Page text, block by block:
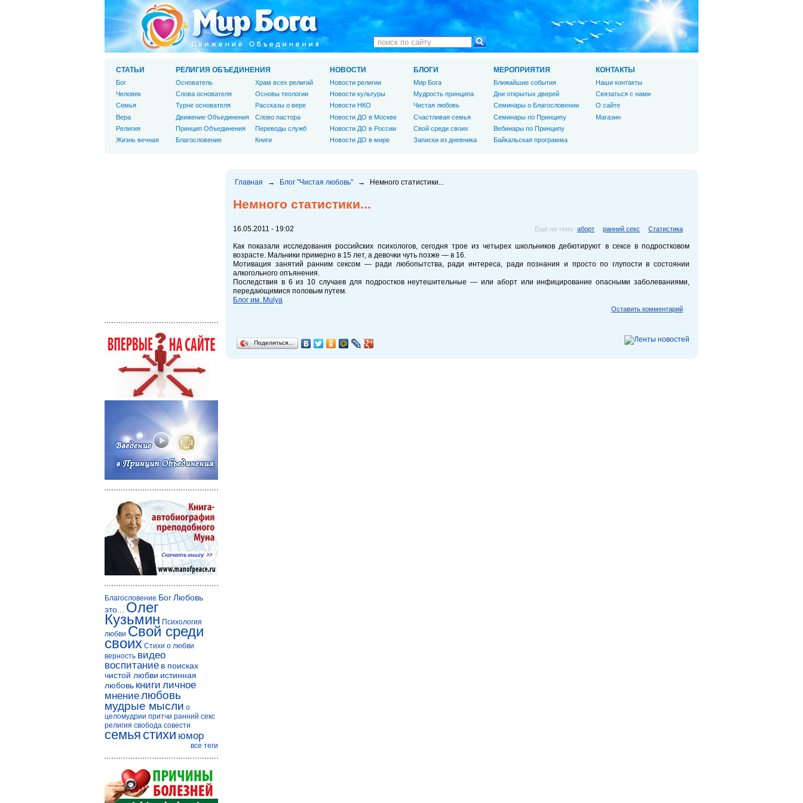
Главная → Блог "Чистая любовь" → Немного статистики...
Немного статистики...
16.05.2011 - 19:02 Ещё на тему: аборт ранний секс Статистика
Как показали исследования российских психологов, сегодня трое из четырех школьников дебютируют в сексе в подростковом
возрасте. Мальчики примерно в 15 лет, а девочки чуть позже — в 16.
Мотивация занятий ранним сексом — ради любопытства, ради интереса, ради познания и просто по глупости в состоянии
алкогольного опъянения.
Последствия в 6 из 10 случаев для подростков неутешительные — или аборт или инфицирование опасными заболеваниями,
передающимися половым путем.
Блог им. Mulya
Оставить комментарий
Поделиться…
СТАТЬИ
Бог
Человек
Cемья
Вера
Религия
Жизнь вечная
РЕЛИГИЯ ОБЪЕДИНЕНИЯ
Основатель
Слова основателя
Турне основателя
Движение Объединения
Принцип Объединения
Благословение
Храм всех религий
Основы теологии
Рассказы о вере
Слово пастора
Переводы служб
Книги
НОВОСТИ
Новости религии
Новости культуры
Новости НКО
Новости ДО в Москве
Новости ДО в России
Новости ДО в мире
БЛОГИ
Мир Бога
Мудрость принципа
Чистая любовь
Счастливая семья
Свой среди своих
Записки из дневника
МЕРОПРИЯТИЯ
Ближайшие события
Дни открытых дверей
Семинары о Благословении
Семинары по Принципу
Вебинары по Принципу
Байкальская программа
КОНТАКТЫ
Наши контакты
Связаться с нами
О сайте
Магазин
Благословение БогЛюбовь
это...
Олег
Кузьмин Психология
любви Свой среди
своих Стихи о любви
верность видео
воспитание в поисках
чистой любви истинная
любовь книги личное
мнениелюбовь
мудрые мысли о
целомудрии притчи ранний секс
религия свобода совести
семья стихи юмор
все теги